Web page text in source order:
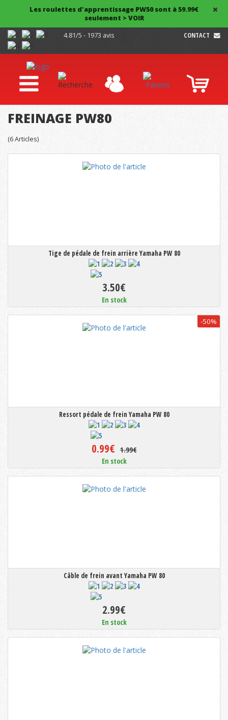
Les roulettes d'apprentissage PW50 sont à 59.99€
seulement > VOIR
4.81/5 - 1973 avis
CONTACT
FREINAGE PW80
(6Articles)
Tige de pédale de frein arrière Yamaha PW 80
3.50€
En stock
-50%
Ressort pédale de frein Yamaha PW 80
0.99€ 1.99€
En stock
Câble de frein avant Yamaha PW 80
2.99€
En stock